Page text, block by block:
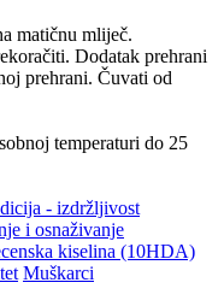
matičnu mliječ.
Dodatak prehrani
prehrani. Čuvati od
temperaturi do 25
- izdržljivost
i osnaživanje
kiselina (10HDA)
Muškarci